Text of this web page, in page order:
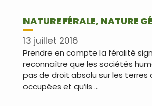
NATURE FÉRALE, NATURE
13 juillet 2016
Prendre en compte la féralité
reconnaître que les sociétés
pas de droit absolu sur les terres
occupées et qu’ils …